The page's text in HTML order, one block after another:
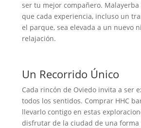
ser tu mejor compañero. Malayerba
que cada experiencia, incluso un
el parque, sea elevada a un nuevo
relajación.
Un Recorrido Único
Cada rincón de Oviedo invita a ser
todos los sentidos. Comprar HHC
llevarlo contigo en estas
disfrutar de la ciudad de una forma